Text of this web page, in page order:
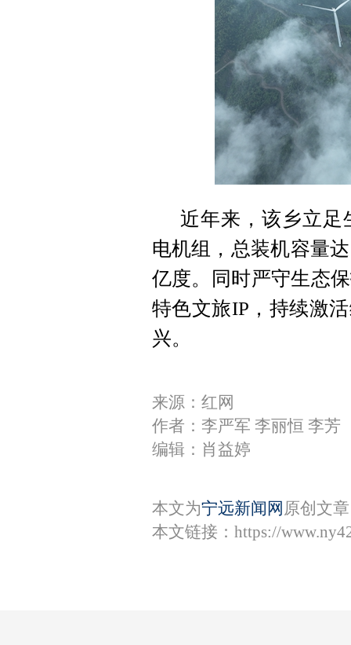
近年来，该乡立足
电机组，总装机容量
亿度。同时严守生态
特色文旅IP，持续激
兴。
来源：红网
作者：李严军 李丽恒 李芳
编辑：肖益婷
本文为宁远新闻网 原创文
本文链接： https://